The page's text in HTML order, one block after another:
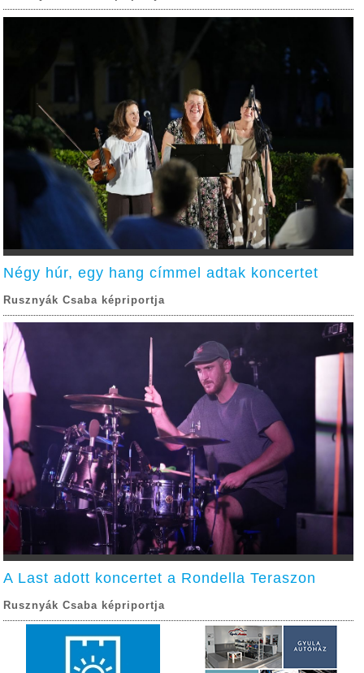
Négy húr, egy hang címmel adtak koncertet
Rusznyák Csaba képriportja
A Last adott koncertet a Rondella Teraszon
Rusznyák Csaba képriportja